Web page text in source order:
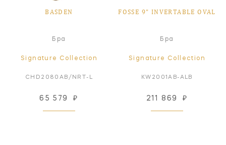
BASDEN
Бра
Signature Collection
CHD2080AB/NRT-L
65 579 ₽
FOSSE 9" INVERTABLE OVAL
Бра
Signature Collection
KW2001AB-ALB
211 869 ₽